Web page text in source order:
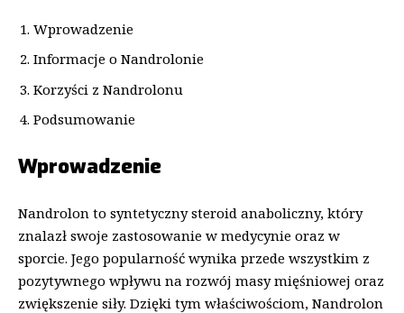
Wprowadzenie
Informacje o Nandrolonie
Korzyści z Nandrolonu
Podsumowanie
Wprowadzenie
Nandrolon to syntetyczny steroid anaboliczny, który
znalazł swoje zastosowanie w medycynie oraz w
sporcie. Jego popularność wynika przede wszystkim z
pozytywnego wpływu na rozwój masy mięśniowej oraz
zwiększenie siły. Dzięki tym właściwościom, Nandrolon